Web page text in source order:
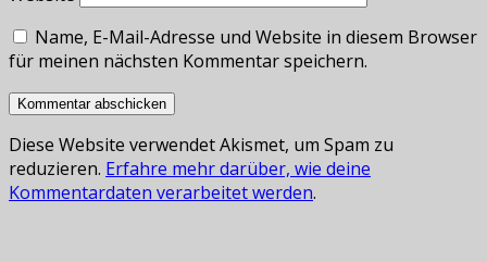
Name, E-Mail-Adresse und Website in diesem Browser
für meinen nächsten Kommentar speichern.
Diese Website verwendet Akismet, um Spam zu
reduzieren. Erfahre mehr darüber, wie deine
Kommentardaten verarbeitet werden.